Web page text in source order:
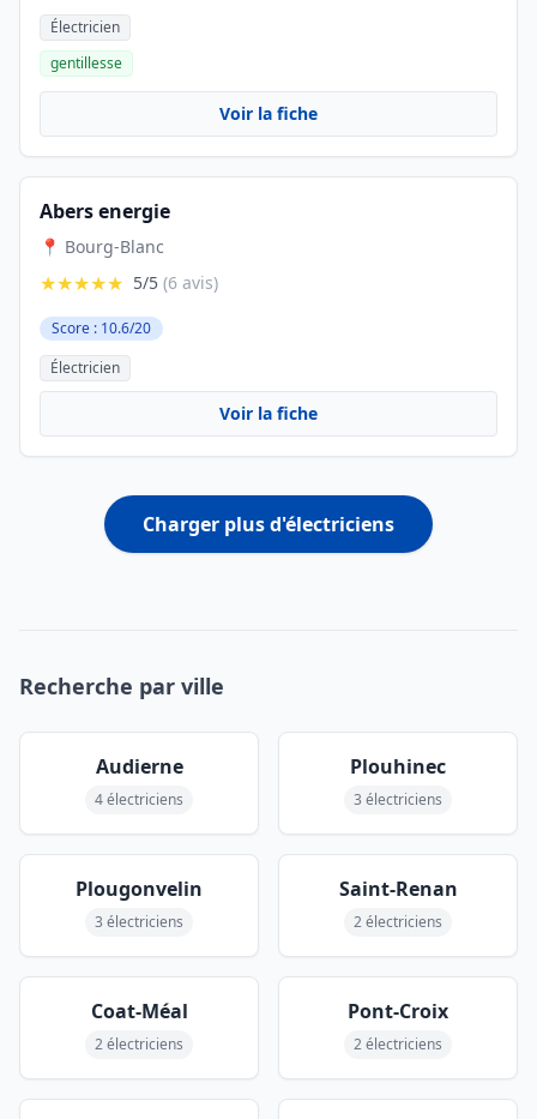
Électricien
gentillesse
Voir la fiche
Abers energie
📍 Bourg-Blanc
★★★★★ 5/5 (6 avis)
Score : 10.6/20
Électricien
Voir la fiche
Charger plus d'électriciens
Recherche par ville
Audierne
4 électriciens
Plouhinec
3 électriciens
Plougonvelin
3 électriciens
Saint-Renan
2 électriciens
Coat-Méal
2 électriciens
Pont-Croix
2 électriciens